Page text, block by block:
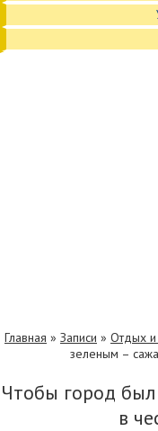
Главная » Записи » Отдых и
зеленым –
Чтобы город
в